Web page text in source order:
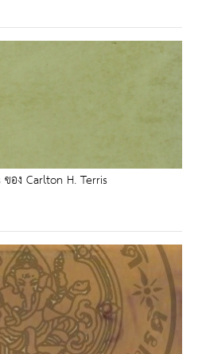
อง Carlton H. Terris